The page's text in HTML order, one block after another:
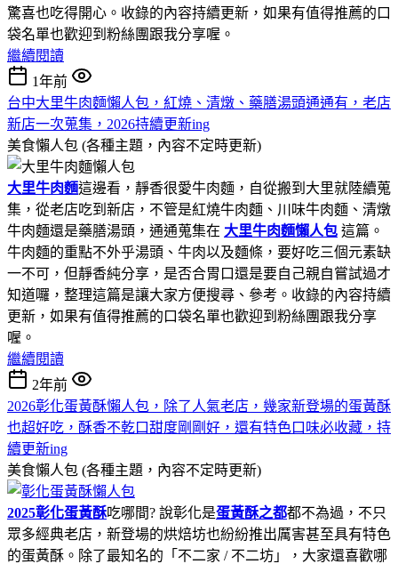
驚喜也吃得開心。收錄的內容持續更新，如果有值得推薦的口
袋名單也歡迎到粉絲團跟我分享喔。
繼續閱讀
1年前
台中大里牛肉麵懶人包，紅燒、清燉、藥膳湯頭通通有，老店
新店一次蒐集，2026持續更新ing
美食懶人包 (各種主題，內容不定時更新)
大里牛肉麵這邊看，靜香很愛牛肉麵，自從搬到大里就陸續蒐
集，從老店吃到新店，不管是紅燒牛肉麵、川味牛肉麵、清燉
牛肉麵還是藥膳湯頭，通通蒐集在 大里牛肉麵懶人包 這篇。
牛肉麵的重點不外乎湯頭、牛肉以及麵條，要好吃三個元素缺
一不可，但靜香純分享，是否合胃口還是要自己親自嘗試過才
知道囉，整理這篇是讓大家方便搜尋、參考。收錄的內容持續
更新，如果有值得推薦的口袋名單也歡迎到粉絲團跟我分享
喔。
繼續閱讀
2年前
2026彰化蛋黃酥懶人包，除了人氣老店，幾家新登場的蛋黃酥
也超好吃，酥香不乾口甜度剛剛好，還有特色口味必收藏，持
續更新ing
美食懶人包 (各種主題，內容不定時更新)
2025彰化蛋黃酥吃哪間? 說彰化是蛋黃酥之都都不為過，不只
眾多經典老店，新登場的烘焙坊也紛紛推出厲害甚至具有特色
的蛋黃酥。除了最知名的「不二家 / 不二坊」，大家還喜歡哪